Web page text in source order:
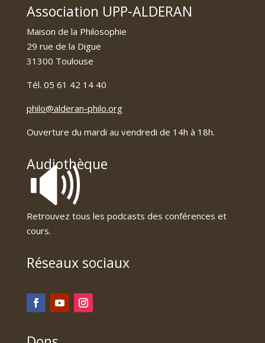
Association UPP-ALDERAN
Maison de la Philosophie
29 rue de la Digue
31300 Toulouse
Tél. 05 61 42 14 40
philo@alderan-philo.org
Ouverture du mardi au vendredi de 14h à 18h.
Audiothèque
🔊
Retrouvez tous les podcasts des conférences et
cours.
Réseaux sociaux